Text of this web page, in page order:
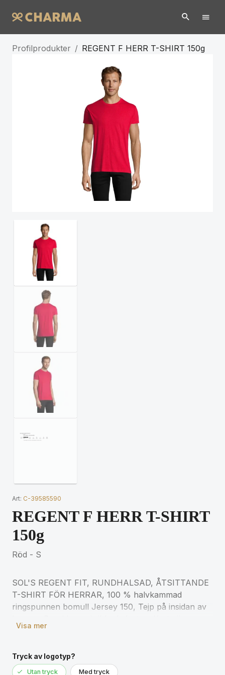
Profilprodukter / REGENT F HERR T-SHIRT 150g
Art: C-39585590
REGENT F HERR T-SHIRT
150g
Röd - S
SOL'S REGENT FIT, RUNDHALSAD, ÅTSITTANDE
T-SHIRT FÖR HERRAR, 100 % halvkammad
ringspunnen bomull Jersey 150, Tejp på insidan av
Skuren och sydd, Kroppsnära skärning, (1)
Himmelsblåmelerad : 60 % bomull / 40 % polyester,
(3) Gråmelerad : 85 % bomull / 15 % viskos, (4)
Visa mer
Tryck av logotyp?
Utan tryck Med tryck